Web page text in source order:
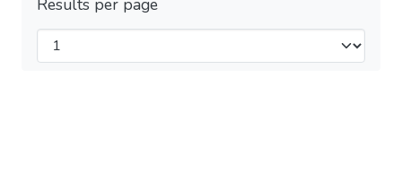
Results per page